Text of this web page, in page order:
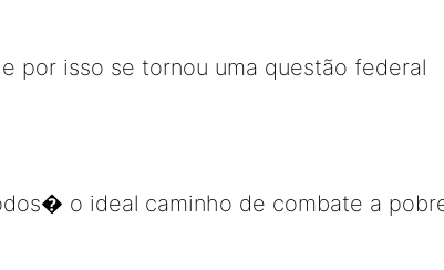
por isso se tornou uma questão federal
o ideal caminho de combate a